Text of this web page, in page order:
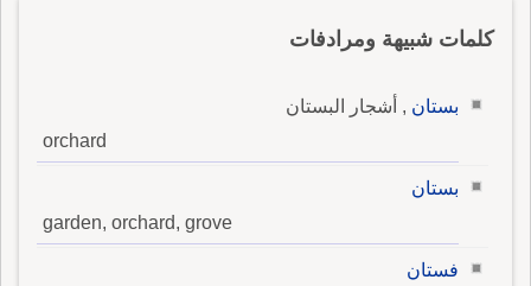
كلمات شبيهة ومرادفات
بستان , أشجار البستان
orchard
بستان
garden, orchard, grove
فستان